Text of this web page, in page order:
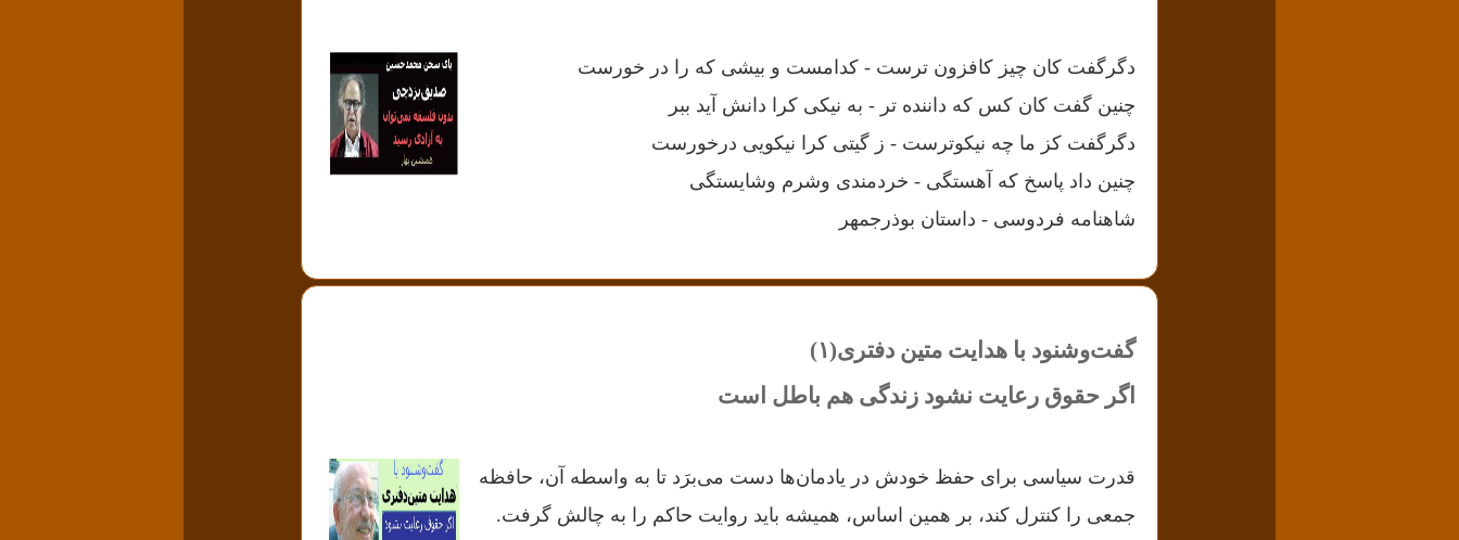
دگرگفت کان چیز کافزون ترست - کدامست و بیشی که را در خورست
چنین گفت کان کس که داننده تر - به نیکی کرا دانش آید ببر
دگرگفت کز ما چه نیکوترست - ز گیتی کرا نیکویی درخورست
چنین داد پاسخ که آهستگی - خردمندی وشرم وشایستگی
شاهنامه فردوسی - داستان بوذرجمهر
گفت‌و‌شنود با هدایت‌ متین ‌دفتری(۱)
اگر حقوق رعایت نشود زندگی هم باطل است
قدرت سیاسی برای حفظ خودش در یادمان‌ها دست می‌برَد تا به واسطه آن، حافظه
جمعی را کنترل کند، بر همین اساس، همیشه باید روایت حاکم را به چالش گرفت.